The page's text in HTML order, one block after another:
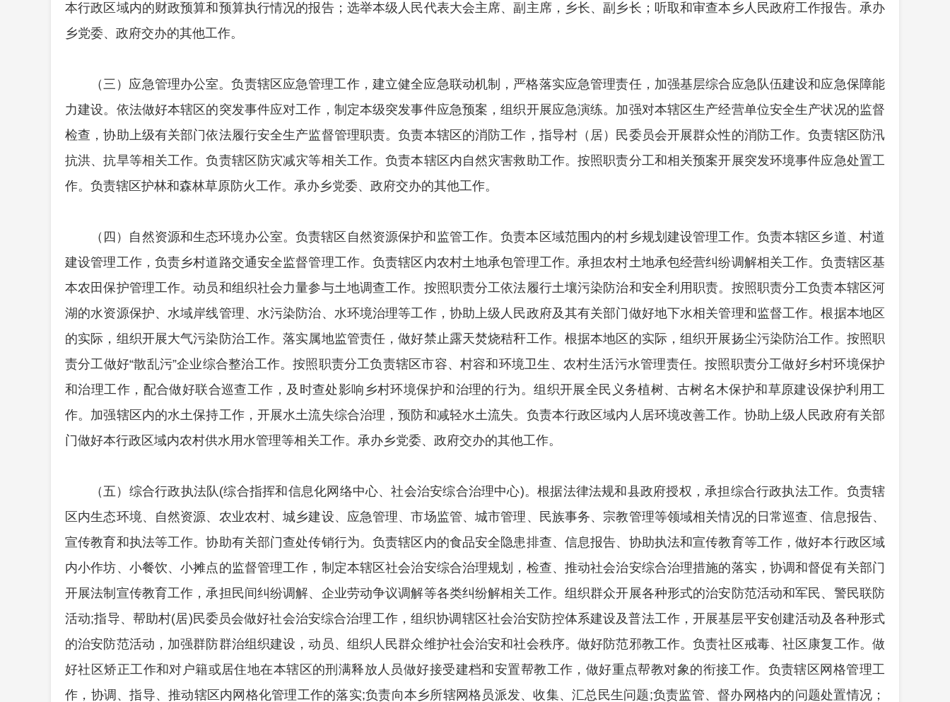
本行政区域内的财政预算和预算执行情况的报告；选举本级人民代表大会主席、副主席，乡长、副乡长；听取和审查本乡人民政府工作报告。承办
乡党委、政府交办的其他工作。
（三）应急管理办公室。负责辖区应急管理工作，建立健全应急联动机制，严格落实应急管理责任，加强基层综合应急队伍建设和应急保障能
力建设。依法做好本辖区的突发事件应对工作，制定本级突发事件应急预案，组织开展应急演练。加强对本辖区生产经营单位安全生产状况的监督
检查，协助上级有关部门依法履行安全生产监督管理职责。负责本辖区的消防工作，指导村（居）民委员会开展群众性的消防工作。负责辖区防汛
抗洪、抗旱等相关工作。负责辖区防灾减灾等相关工作。负责本辖区内自然灾害救助工作。按照职责分工和相关预案开展突发环境事件应急处置工
作。负责辖区护林和森林草原防火工作。承办乡党委、政府交办的其他工作。
（四）自然资源和生态环境办公室。负责辖区自然资源保护和监管工作。负责本区域范围内的村乡规划建设管理工作。负责本辖区乡道、村道
建设管理工作，负责乡村道路交通安全监督管理工作。负责辖区内农村土地承包管理工作。承担农村土地承包经营纠纷调解相关工作。负责辖区基
本农田保护管理工作。动员和组织社会力量参与土地调查工作。按照职责分工依法履行土壤污染防治和安全利用职责。按照职责分工负责本辖区河
湖的水资源保护、水域岸线管理、水污染防治、水环境治理等工作，协助上级人民政府及其有关部门做好地下水相关管理和监督工作。根据本地区
的实际，组织开展大气污染防治工作。落实属地监管责任，做好禁止露天焚烧秸秆工作。根据本地区的实际，组织开展扬尘污染防治工作。按照职
责分工做好“散乱污”企业综合整治工作。按照职责分工负责辖区市容、村容和环境卫生、农村生活污水管理责任。按照职责分工做好乡村环境保护
和治理工作，配合做好联合巡查工作，及时查处影响乡村环境保护和治理的行为。组织开展全民义务植树、古树名木保护和草原建设保护利用工
作。加强辖区内的水土保持工作，开展水土流失综合治理，预防和减轻水土流失。负责本行政区域内人居环境改善工作。协助上级人民政府有关部
门做好本行政区域内农村供水用水管理等相关工作。承办乡党委、政府交办的其他工作。
（五）综合行政执法队(综合指挥和信息化网络中心、社会治安综合治理中心)。根据法律法规和县政府授权，承担综合行政执法工作。负责辖
区内生态环境、自然资源、农业农村、城乡建设、应急管理、市场监管、城市管理、民族事务、宗教管理等领域相关情况的日常巡查、信息报告、
宣传教育和执法等工作。协助有关部门查处传销行为。负责辖区内的食品安全隐患排查、信息报告、协助执法和宣传教育等工作，做好本行政区域
内小作坊、小餐饮、小摊点的监督管理工作，制定本辖区社会治安综合治理规划，检查、推动社会治安综合治理措施的落实，协调和督促有关部门
开展法制宣传教育工作，承担民间纠纷调解、企业劳动争议调解等各类纠纷解相关工作。组织群众开展各种形式的治安防范活动和军民、警民联防
活动;指导、帮助村(居)民委员会做好社会治安综合治理工作，组织协调辖区社会治安防控体系建设及普法工作，开展基层平安创建活动及各种形式
的治安防范活动，加强群防群治组织建设，动员、组织人民群众维护社会治安和社会秩序。做好防范邪教工作。负责社区戒毒、社区康复工作。做
好社区矫正工作和对户籍或居住地在本辖区的刑满释放人员做好接受建档和安置帮教工作，做好重点帮教对象的衔接工作。负责辖区网格管理工
作，协调、指导、推动辖区内网格化管理工作的落实;负责向本乡所辖网格员派发、收集、汇总民生问题;负责监管、督办网格内的问题处置情况；